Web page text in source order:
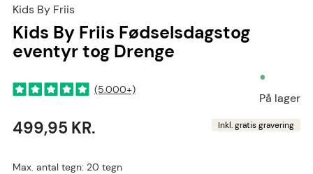
Kids By Friis
Kids By Friis Fødselsdagstog
eventyr tog Drenge
(5.000+)
•
På lager
499,95 KR. Inkl. gratis gravering
Max. antal tegn: 20 tegn